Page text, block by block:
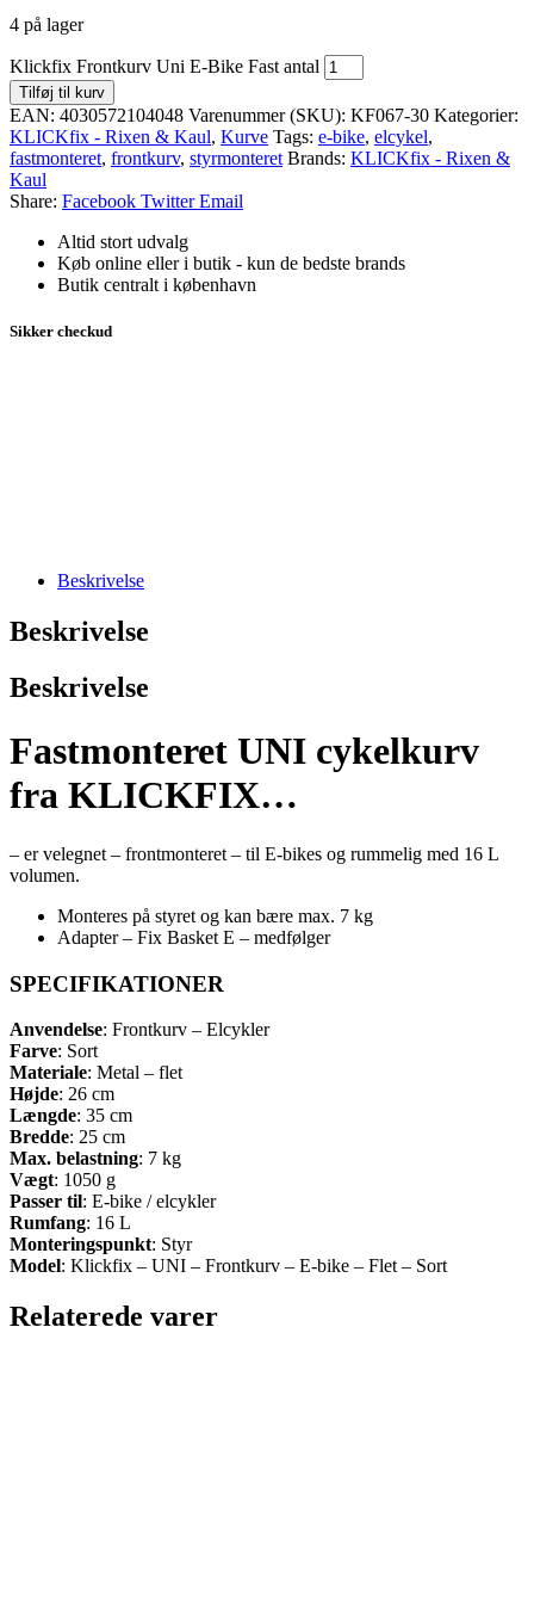
4 på lager
Klickfix Frontkurv Uni E-Bike Fast antal
Tilføj til kurv
EAN: 4030572104048 Varenummer (SKU): KF067-30 Kategorier:
KLICKfix - Rixen & Kaul, Kurve Tags: e-bike, elcykel,
fastmonteret, frontkurv, styrmonteret Brands: KLICKfix - Rixen &
Kaul
Share: Facebook Twitter Email
Altid stort udvalg
Køb online eller i butik - kun de bedste brands
Butik centralt i københavn
Sikker checkud
Beskrivelse
Beskrivelse
Beskrivelse
Fastmonteret UNI cykelkurv
fra KLICKFIX…
– er velegnet – frontmonteret – til E-bikes og rummelig med 16 L
volumen.
Monteres på styret og kan bære max. 7 kg
Adapter – Fix Basket E – medfølger
SPECIFIKATIONER
Anvendelse: Frontkurv – Elcykler
Farve: Sort
Materiale: Metal – flet
Højde: 26 cm
Længde: 35 cm
Bredde: 25 cm
Max. belastning: 7 kg
Vægt: 1050 g
Passer til: E-bike / elcykler
Rumfang: 16 L
Monteringspunkt: Styr
Model: Klickfix – UNI – Frontkurv – E-bike – Flet – Sort
Relaterede varer